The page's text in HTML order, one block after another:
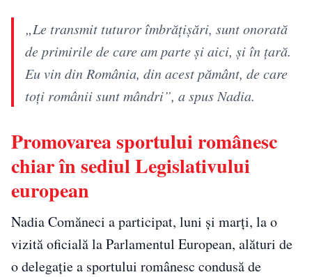
„Le transmit tuturor îmbrăţişări, sunt onorată
de primirile de care am parte şi aici, şi în ţară.
Eu vin din România, din acest pământ, de care
toţi românii sunt mândri”, a spus Nadia.
Promovarea sportului românesc
chiar în sediul Legislativului
european
Nadia Comăneci a participat, luni și marți, la o
vizită oficială la Parlamentul European, alături de
o delegație a sportului românesc condusă de